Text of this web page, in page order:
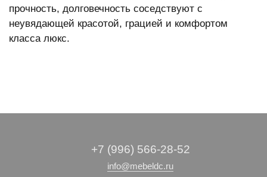
прочность, долговечность соседствуют с
неувядающей красотой, грацией и комфортом
класса люкс.
+7 (996) 566-28-52
info@mebeldc.ru